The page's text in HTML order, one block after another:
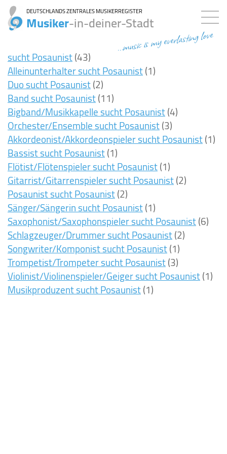
DEUTSCHLANDS ZENTRALES MUSIKERREGISTER
Musiker-in-deiner-Stadt
...music is my everlasting love
sucht Posaunist(43)
Alleinunterhalter sucht Posaunist(1)
Duo sucht Posaunist(2)
Band sucht Posaunist(11)
Bigband/Musikkapelle sucht Posaunist(4)
Orchester/Ensemble sucht Posaunist(3)
Akkordeonist/Akkordeonspieler sucht Posaunist(1)
Bassist sucht Posaunist(1)
Flötist/Flötenspieler sucht Posaunist(1)
Gitarrist/Gitarrenspieler sucht Posaunist(2)
Posaunist sucht Posaunist(2)
Sänger/Sängerin sucht Posaunist(1)
Saxophonist/Saxophonspieler sucht Posaunist(6)
Schlagzeuger/Drummer sucht Posaunist(2)
Songwriter/Komponist sucht Posaunist(1)
Trompetist/Trompeter sucht Posaunist(3)
Violinist/Violinenspieler/Geiger sucht Posaunist(1)
Musikproduzent sucht Posaunist(1)